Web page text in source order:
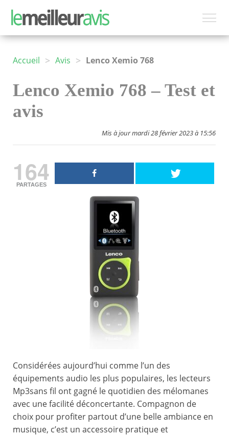
Accueil > Avis > Lenco Xemio 768
Lenco Xemio 768 – Test et
avis
Mis à jour mardi 28 février 2023 à 15:56
164
PARTAGES
Considérées aujourd’hui comme l’un des
équipements audio les plus populaires, les lecteurs
Mp3sans fil ont gagné le quotidien des mélomanes
avec une facilité déconcertante. Compagnon de
choix pour profiter partout d’une belle ambiance en
musique, c’est un accessoire pratique et